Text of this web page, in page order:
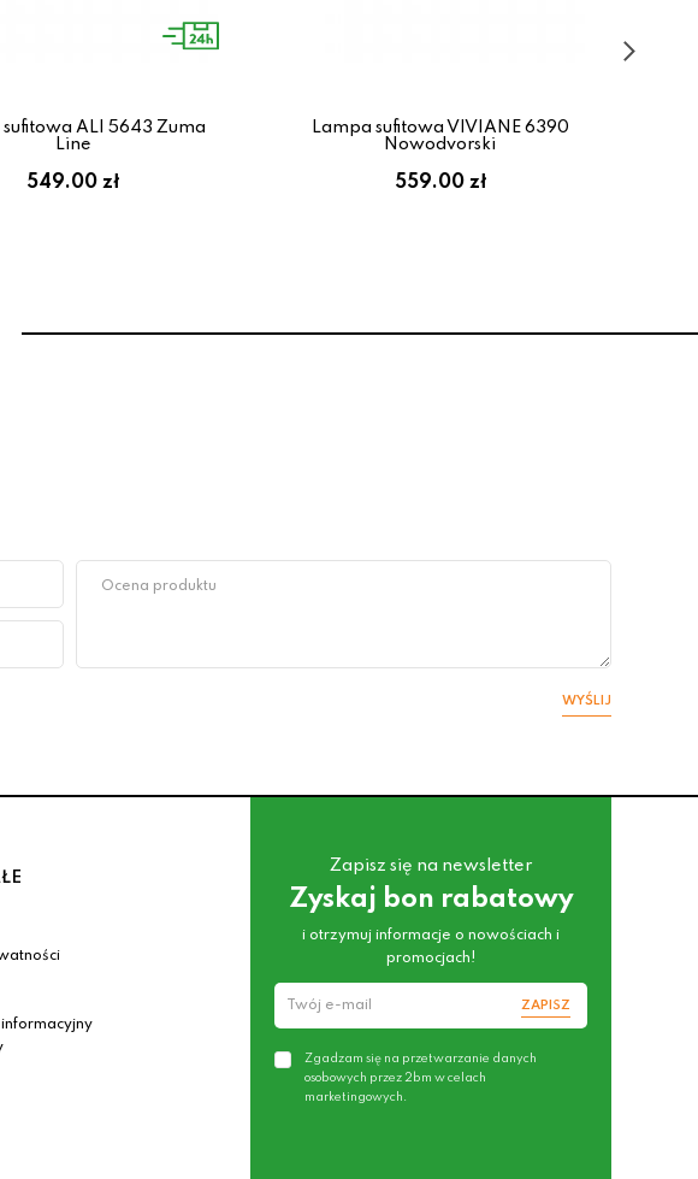
sufitowa ALI 5643 Zuma
Line
549.00 zł
Lampa sufitowa VIVIANE 6390
Nowodvorski
559.00 zł
WYŚLIJ
Zapisz się na newsletter
Zyskaj bon rabatowy
i otrzymuj informacje o nowościach i
promocjach!
ZAPISZ
Zgadzam się na przetwarzanie danych
osobowych przez 2bm w celach
marketingowych.